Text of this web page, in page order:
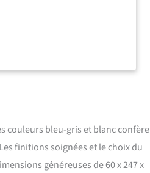
: La cuisine d’angle a une
: 56,8x45x55 cm.
en panneau de particules de
de travail, matériel de
couleurs bleu-gris et blanc confère
finitions soignées et le choix du
généreuses de 60 x 247 x